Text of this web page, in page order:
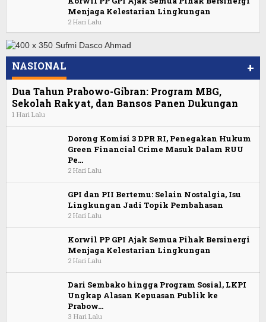
Menjaga Kelestarian Lingkungan
2 Hari Lalu
NASIONAL +
Dua Tahun Prabowo-Gibran: Program MBG,
Sekolah Rakyat, dan Bansos Panen Dukungan
1 Hari Lalu
Dorong Komisi 3 DPR RI, Penegakan Hukum
Green Financial Crime Masuk Dalam RUU
Pe…
2 Hari Lalu
GPI dan PII Bertemu: Selain Nostalgia, Isu
Lingkungan Jadi Topik Pembahasan
2 Hari Lalu
Korwil PP GPI Ajak Semua Pihak Bersinergi
Menjaga Kelestarian Lingkungan
2 Hari Lalu
Dari Sembako hingga Program Sosial, LKPI
Ungkap Alasan Kepuasan Publik ke
Prabow…
3 Hari Lalu